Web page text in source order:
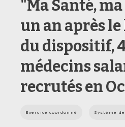
"Ma Santé,
un an après
du dispositif,
médecins
recrutés en
Exercice coordonné Système